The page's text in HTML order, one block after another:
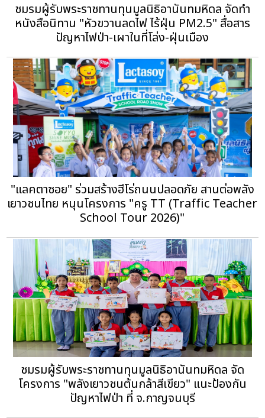
ชมรมผู้รับพระราชทานทุนมูลนิธิอานันทมหิดล จัดทำ
หนังสือนิทาน "หัวขวานลดไฟ ไร้ฝุ่น PM2.5" สื่อสาร
ปัญหาไฟป่า-เผาในที่โล่ง-ฝุ่นเมือง
"แลคตาซอย" ร่วมสร้างฮีโร่ถนนปลอดภัย สานต่อพลัง
เยาวชนไทย หนุนโครงการ "ครู TT (Traffic Teacher
School Tour 2026)"
ชมรมผู้รับพระราชทานทุนมูลนิธิอานันทมหิดล จัด
โครงการ "พลังเยาวชนต้นกล้าสีเขียว" แนะป้องกัน
ปัญหาไฟป่า ที่ จ.กาญจนบุรี